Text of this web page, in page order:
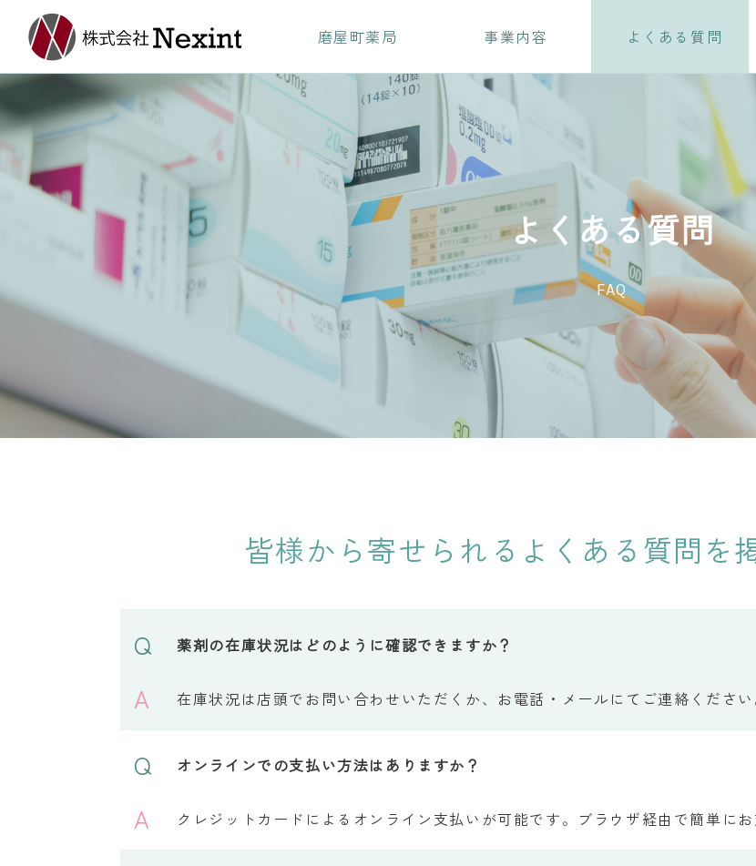
磨屋町薬局 事業内容 よくある質問
よくある質問
FAQ
皆様から寄せられるよくある質問を
Q 薬剤の在庫状況はどのように確認できますか？
A 在庫状況は店頭でお問い合わせいただくか、お電話・メールにてご連絡くださ
Q オンラインでの支払い方法はありますか？
A クレジットカードによるオンライン支払いが可能です。ブラウザ経由で簡単にお